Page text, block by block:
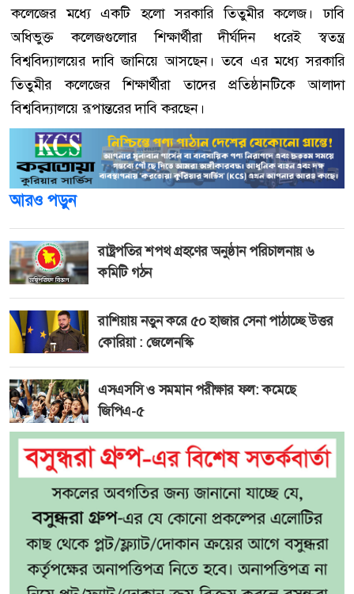
কলেজের মধ্যে একটি হলো সরকারি তিতুমীর কলেজ। ঢাবি
অধিভুক্ত কলেজগুলোর শিক্ষার্থীরা দীর্ঘদিন ধরেই স্বতন্ত্র
বিশ্ববিদ্যালয়ের দাবি জানিয়ে আসছেন। তবে এর মধ্যে সরকারি
তিতুমীর কলেজের শিক্ষার্থীরা তাদের প্রতিষ্ঠানটিকে আলাদা
বিশ্ববিদ্যালয়ে রূপান্তরের দাবি করছেন।
আরও পড়ুন
রাষ্ট্রপতির শপথ গ্রহণের অনুষ্ঠান পরিচালনায় ৬
কমিটি গঠন
রাশিয়ায় নতুন করে ৫০ হাজার সেনা পাঠাচ্ছে উত্তর
কোরিয়া : জেলেনস্কি
এসএসসি ও সমমান পরীক্ষার ফল: কমেছে
জিপিএ-৫